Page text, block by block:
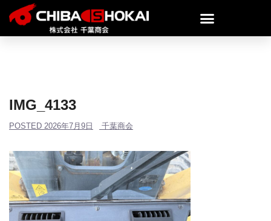
IMG_4133
POSTED 2026年7月9日 千葉商会